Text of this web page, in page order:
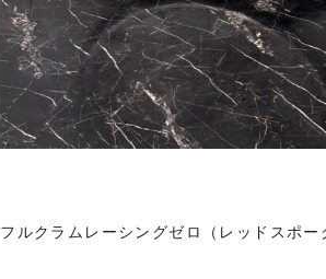
フルクラムレーシングゼロ（レッドスポー